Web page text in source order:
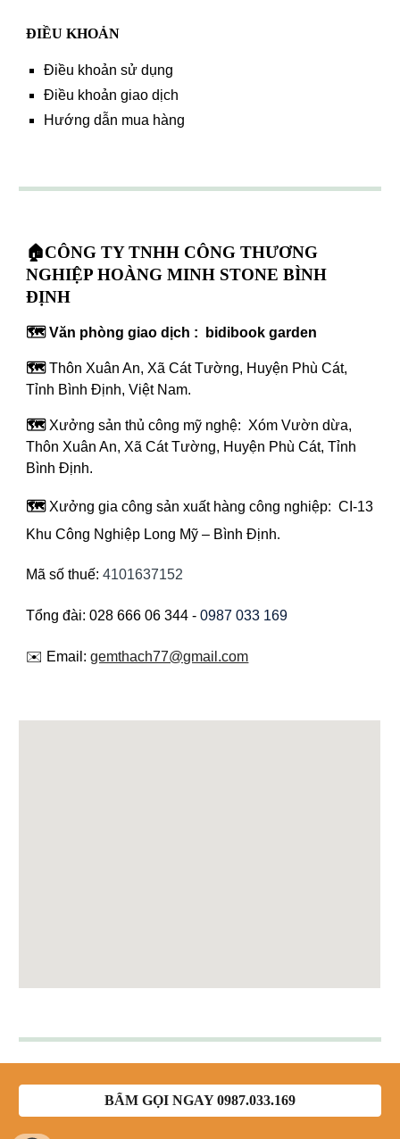
ĐIỀU KHOẢN
Điều khoản sử dụng
Điều khoản giao dịch
Hướng dẫn mua hàng
🏠CÔNG TY TNHH CÔNG THƯƠNG
NGHIỆP HOÀNG MINH STONE BÌNH
ĐỊNH
🗺️ Văn phòng giao dịch : bidibook garden
🗺️Thôn Xuân An, Xã Cát Tường, Huyện Phù Cát,
Tỉnh Bình Định, Việt Nam.
🗺️ Xưởng sản thủ công mỹ nghệ: Xóm Vườn dừa,
Thôn Xuân An, Xã Cát Tường, Huyện Phù Cát, Tỉnh
Bình Định.
🗺️ Xưởng gia công sản xuất hàng công nghiệp: CI-13
Khu Công Nghiệp Long Mỹ – Bình Định.
Mã số thuế:4101637152
Tổng đài: 028 666 06 344 -0987 033 169
✉️ Email:gemthach77@gmail.com
BẤM GỌI NGAY 0987.033.169